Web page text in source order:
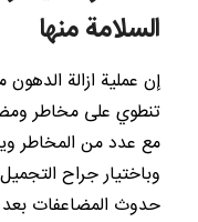
السلامة منها
إن عملية ازالة
تنطوي على مخاطر
مع عدد من المخاطر
وباختيار جراح
حدوث المضاعفات بعد